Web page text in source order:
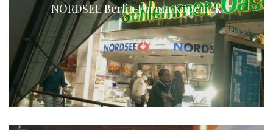
NORDSEE Berlin Forum Köpenick